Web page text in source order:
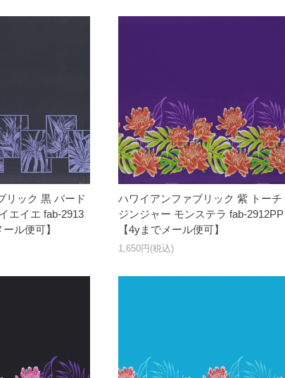
リック 黒 バード
エイエ fab-2913
ル便可】
ハワイアンファブリック 紫 トーチ
ジンジャー モンステラ fab-2912PP
【4yまでメール便可】
1,650円(税込)